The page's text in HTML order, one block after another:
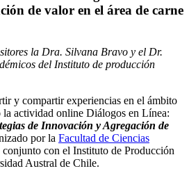
de valor en el área de carne
la Dra. Silvana Bravo y el Dr.
del Instituto de producción
y compartir experiencias en el ámbito
la actividad online Diálogos en Línea:
de Innovación y Agregación de
por la Facultad de Ciencias
conjunto con el Instituto de Producción
Austral de Chile.